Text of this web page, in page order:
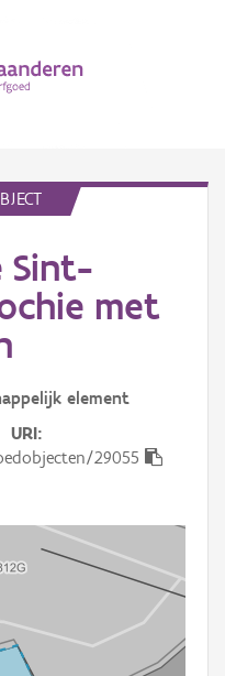
Sint-
met
element
URI
29055